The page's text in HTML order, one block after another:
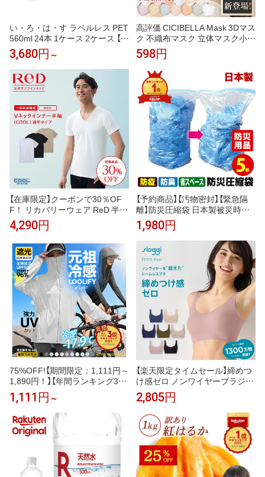
い・ろ・は・す ラベルレス PET
560ml 24本 1ケース 2ケース 【コ
カ・コーラ】
3,680円 ～
高評価 CICIBELLA Mask 3Dマス
ク 不織布マスク 立体マスク小顔
マスク バイカラーマスク 立体マ
スク バイカラー マスク 血色マ
スク くちばし マスク カラーマ
スク 20枚 10枚*2 送料無料 cicib
ella 冷感マスク シシベラ マスク
598円
【在庫限定】クーポンで30％OF
F！ リカバリーウェア ReD 半袖
Vネック インナー(COOL) 通年
タイプ メンズ 男性 夏 夏用 血行
促進 疲労回復 誕生日 下着 薄手
プレゼント ギフト 一般医療機器
大きいサイズ レッド公式
4,290円
【予約商品】【汚物密封】【緊急隔
離】防災圧縮袋 日本製被災時、
緊急時の汚物・廃棄物・生ゴミ
を圧縮！廃棄までの10日間に耐
える！防災圧縮袋 5枚入【安心の
日本製】
1,980円
75%OFF!【期間限定：1,111円～
1,890円！】【年間ランキング3
位】 UVパーカー UV UPF50+ UV
カット ラッシュガード レディー
ス 自転車 長袖 薄手 日焼け止め
スポーツ ジム ヨガ マスク 元祖
冷感coolify【完全防備UVカット
1,111円 ～
【楽天限定タイムセール】締めつ
け感ゼロ ノンワイヤーブラジャ
ー スロギー ゼロ フィール ベー
シック 2 ブラトップ ハーフトッ
プ sloggi Zero Feel Top JX トリ
ンプ
2,805円